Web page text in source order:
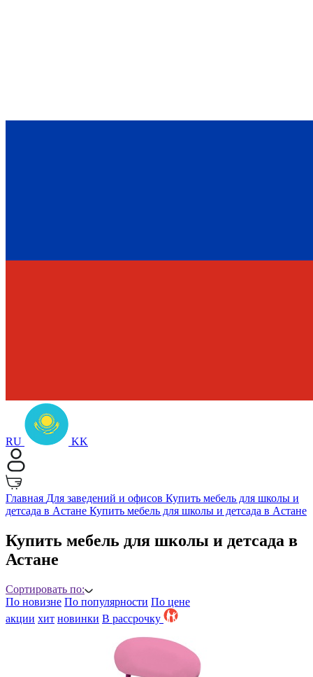
RU KK
Главная Для заведений и офисов Купить мебель для школы и
детсада в Астане Купить мебель для школы и детсада в Астане
Купить мебель для школы и детсада в
Астане
Сортировать по:
По новизне По популярности По цене
акции хит новинки B рассрочку